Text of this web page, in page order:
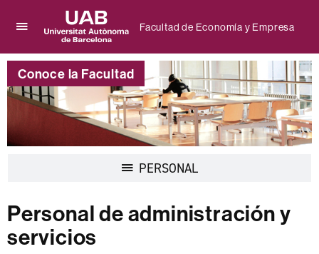
aquí
para
desplegar
el
menú
de
Facultad
Universitat
Autònoma
de
Barcelona
Facultad de Economía y Empresa
Conoce la Facultad
PERSONAL
Personal de administración y
servicios